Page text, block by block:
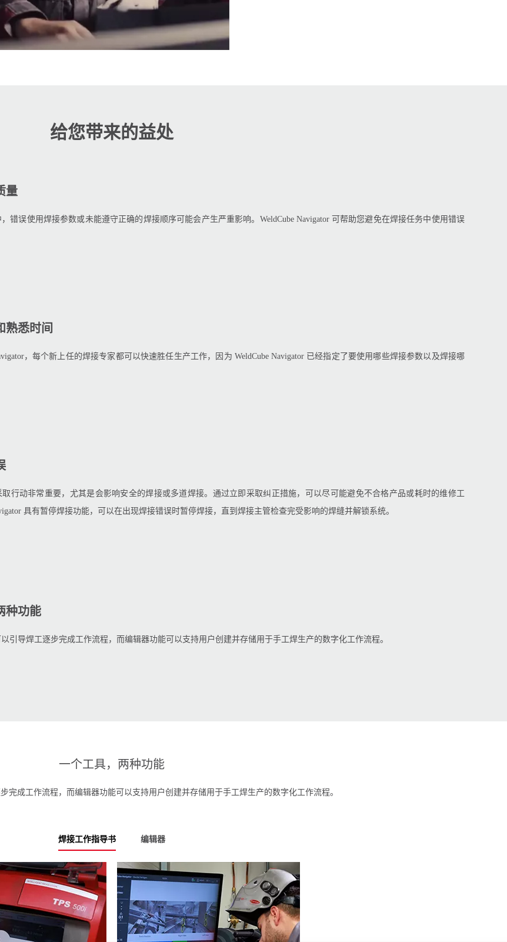
给您带来的益处
量
错误使用焊接参数或未能遵守正确的焊接顺序可能会产生严重影响。WeldCube Navigator 可帮助您避免在焊接任务中使用错误
熟悉时间
，每个新上任的焊接专家都可以快速胜任生产工作，因为 WeldCube Navigator 已经指定了要使用哪些焊接参数以及焊接哪
取行动非常重要，尤其是会影响安全的焊接或多道焊接。通过立即采取纠正措施，可以尽可能避免不合格产品或耗时的维修工
具有暂停焊接功能，可以在出现焊接错误时暂停焊接，直到焊接主管检查完受影响的焊缝并解锁系统。
种功能
引导焊工逐步完成工作流程，而编辑器功能可以支持用户创建并存储用于手工焊生产的数字化工作流程。
一个工具，两种功能
完成工作流程，而编辑器功能可以支持用户创建并存储用于手工焊生产的数字化工作流程。
焊接工作指导书 编辑器